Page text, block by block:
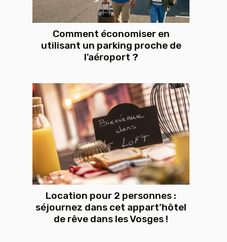
Comment économiser en
utilisant un parking proche de
l'aéroport ?
Location pour 2 personnes :
séjournez dans cet appart’hôtel
de rêve dans les Vosges !